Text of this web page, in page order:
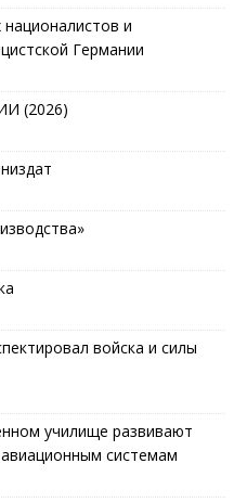
националистов и
Германии
(2026)
войска и силы
училище развивают
системам